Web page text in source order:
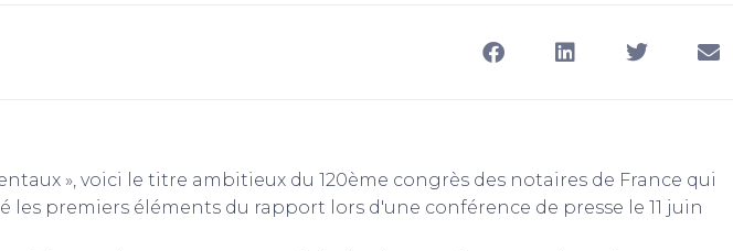
», voici le titre ambitieux du 120ème congrès des notaires de France qui
les premiers éléments du rapport lors d'une conférence de presse le 11 juin